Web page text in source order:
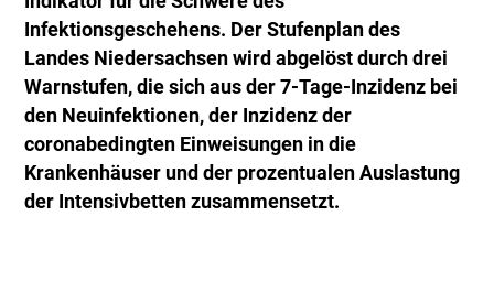
Infektionsgeschehens. Der Stufenplan des
Landes Niedersachsen wird abgelöst durch drei
Warnstufen, die sich aus der 7-Tage-Inzidenz bei
den Neuinfektionen, der Inzidenz der
coronabedingten Einweisungen in die
Krankenhäuser und der prozentualen Auslastung
der Intensivbetten zusammensetzt.